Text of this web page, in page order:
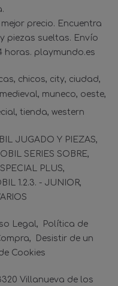
precio. Encuentra
piezas sueltas. Envío
horas. playmundo.es
chicos city ciudad
medieval muneco oeste
tienda western
JUGADO Y PIEZAS
SERIES SOBRE
PLUS
1.2.3. - JUNIOR
Legal
Política de
Desistir de un
Cookies
Villanueva de los